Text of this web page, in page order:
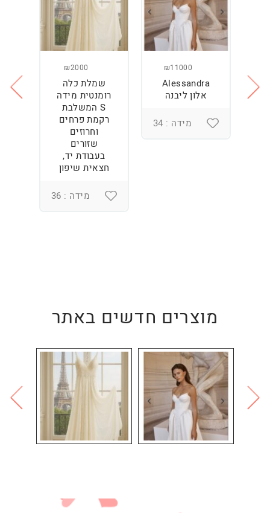
₪11000
Alessandra
אלון ליבנה
מידה : 34
₪2000
שמלת כלה
רומנטית מידה
S המשלבת
רקמת פרחים
וחרוזים
שזורים
בעבודת יד,
חצאית שיפון
מידה : 36
מוצרים חדשים באתר